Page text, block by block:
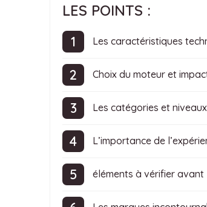
LES POINTS :
Les caractéristiques
Choix du moteur et
Les catégories et
L’importance de
éléments à vérifier avant